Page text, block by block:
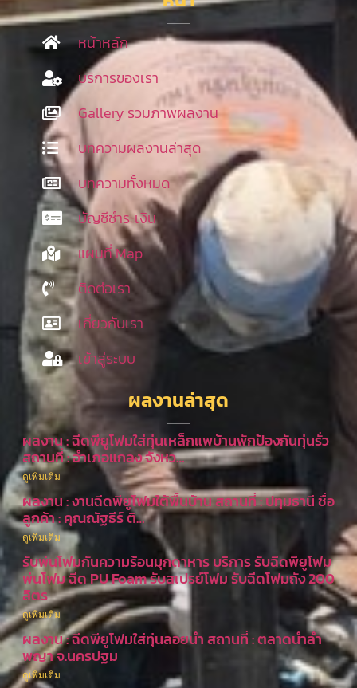
หน้าหลัก
บริการของเรา
Gallery รวมภาพผลงาน
บทความผลงานล่าสุด
บทความทั้งหมด
บัญชีชำระเงิน
แผนที่ Map
ติดต่อเรา
เกี่ยวกับเรา
เข้าสู่ระบบ
ผลงานล่าสุด
ผลงาน : ฉีดพียูโฟมใส่ทุ่นเหล็กแพบ้านพักป้องกันทุ่นรั่ว
สถานที่ : อำเภอแกลง จังหว…
ดูเพิ่มเติม
ผลงาน : งานฉีดพียูโฟมใต้พื้นบ้าน สถานที่ : ปทุมธานี ชื่อ
ลูกค้า : คุณณัฐธีร์ ติ…
ดูเพิ่มเติม
รับพ่นโฟมกันความร้อนมุกดาหาร บริการ รับฉีดพียูโฟม
พ่นโฟม ฉีด PU Foam รับสเปรย์โฟม รับฉีดโฟมถัง 200
ลิตร
ดูเพิ่มเติม
ผลงาน : ฉีดพียูโฟมใส่ทุ่นลอยน้ำ สถานที่ : ตลาดน้ำลำ
พญา จ.นครปฐม
ดูเพิ่มเติม